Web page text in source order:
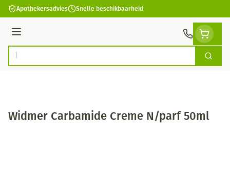
Ga naar de inhoud
Apothekersadvies Snelle beschikbaarheid
Menu
Product, merk, categorie... Zoek
Widmer Carbamide Creme N/parf 50ml